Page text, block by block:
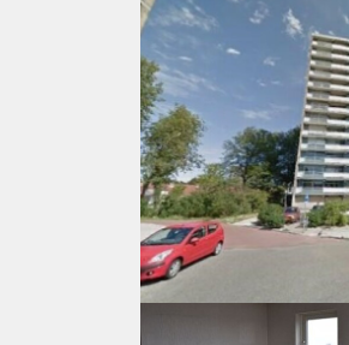
Huurtoeslag grens: Nee
Geschikt voor studenten: